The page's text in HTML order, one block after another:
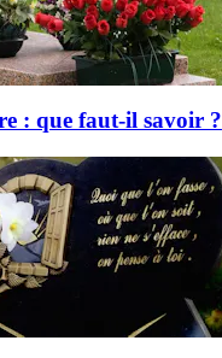
: que faut-il savoir ?